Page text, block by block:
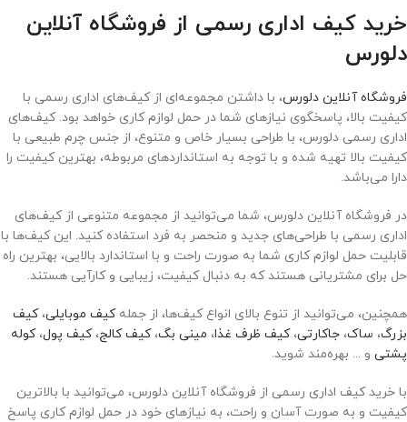
خرید کیف اداری رسمی از فروشگاه آنلاین
دلورس
فروشگاه آنلاین دلورس، با داشتن مجموعه‌ای از کیف‌های اداری رسمی با
کیفیت بالا، پاسخگوی نیازهای شما در حمل لوازم کاری خواهد بود. کیف‌های
اداری رسمی دلورس، با طراحی بسیار خاص و متنوع، از جنس چرم طبیعی با
کیفیت بالا تهیه شده و با توجه به استانداردهای مربوطه، بهترین کیفیت را
دارا می‌باشد.
در فروشگاه آنلاین دلورس، شما می‌توانید از مجموعه متنوعی از کیف‌های
اداری رسمی با طراحی‌های جدید و منحصر به فرد استفاده کنید. این کیف‌ها با
قابلیت حمل لوازم کاری شما به صورت راحت و با استاندارد بالایی، بهترین راه
حل برای مشتریانی هستند که به دنبال کیفیت، زیبایی و کارآیی هستند.
همچنین، می‌توانید از تنوع بالای انواع کیف‌ها، از جملهکیف موبایلی،کیف
بزرگ، ساک، جاکارتی،کیف ظرف غذا، مینی بگ،کیف کالج،کیف پول،کوله
پشتی و ... بهره‌مند شوید.
با خرید کیف اداری رسمی از فروشگاه آنلاین دلورس، می‌توانید با بالاترین
کیفیت و به صورت آسان و راحت، به نیازهای خود در حمل لوازم کاری پاسخ